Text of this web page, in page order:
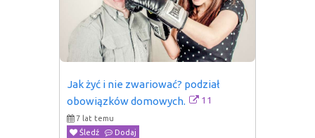
Jak żyć i nie zwariować? podział
obowiązków domowych.
11
7 lat temu
Śledź
Dodaj